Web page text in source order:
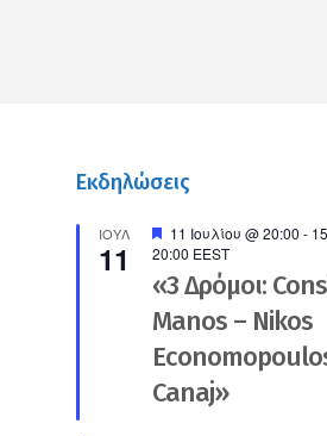
Εκδηλώσεις
ΙΟΎΛ
11
Προτεινόμενο
11 Ιουλίου @ 20:00 -
20:00 EEST
«3 Δρόμοι:
Manos – Nikos
Canaj»